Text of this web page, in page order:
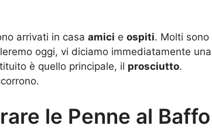
arrivati in casa amici e ospiti. Molti sono
oggi, vi diciamo immediatamente una
è quello principale, il prosciutto.
le Penne al Baffo